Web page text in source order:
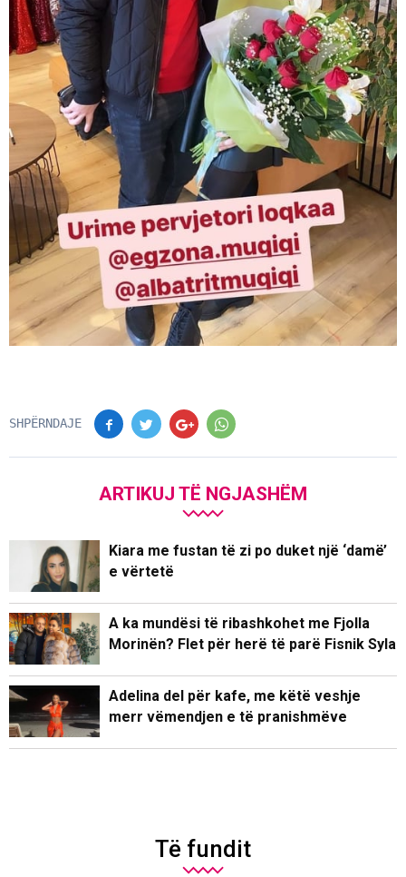
SHPËRNDAJE
ARTIKUJ TË NGJASHËM
Kiara me fustan të zi po duket një ‘damë’
e vërtetë
A ka mundësi të ribashkohet me Fjolla
Morinën? Flet për herë të parë Fisnik Syla
Adelina del për kafe, me këtë veshje
merr vëmendjen e të pranishmëve
Të fundit